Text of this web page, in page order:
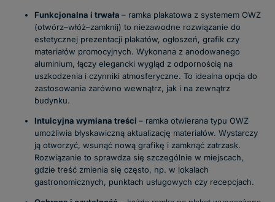
Funkcjonalna i trwała – ramka plakatowa z systemem OWZ
(otwórz–włóż–zamknij) to niezawodne rozwiązanie do
estetycznej prezentacji plakatów, ogłoszeń, grafik czy
materiałów promocyjnych. Wykonana z anodowanego
aluminium, łączy elegancki wygląd z odpornością na
uszkodzenia i czynniki atmosferyczne. To idealna opcja do
zastosowania zarówno wewnątrz, jak i na zewnątrz
budynku.
Intuicyjna wymiana treści – ramka otwierana typu OWZ
umożliwia błyskawiczną aktualizację materiałów. Wystarczy
ją otworzyć, wsunąć nową grafikę i zamknąć zatrzask.
Rozwiązanie to sprawdza się szczególnie w miejscach,
gdzie treść zmienia się często, np. w lokalach
gastronomicznych, punktach usługowych czy recepcjach.